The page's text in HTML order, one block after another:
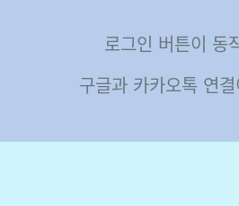
로그인 버튼이 동
구글과 카카오톡 연